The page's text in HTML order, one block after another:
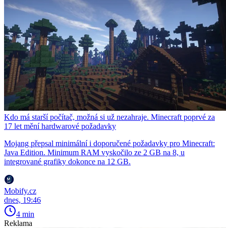
Kdo má starší počítač, možná si už nezahraje. Minecraft poprvé za
17 let mění hardwarové požadavky
Mojang přepsal minimální i doporučené požadavky pro Minecraft:
Java Edition. Minimum RAM vyskočilo ze 2 GB na 8, u
integrované grafiky dokonce na 12 GB.
Mobify.cz
dnes, 19:46
4 min
Reklama